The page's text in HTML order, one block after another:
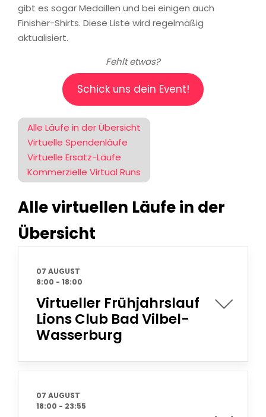
gibt es sogar Medaillen und bei einigen auch
Finisher-Shirts. Diese Liste wird regelmäßig
aktualisiert.
Fehlt etwas?
Schick uns dein Event!
Alle Läufe in der Übersicht
Virtuelle Spendenläufe
Virtuelle Ersatz-Läufe
Kommerzielle Virtual Runs
Alle virtuellen Läufe in der
Übersicht
07 AUGUST
8:00 - 18:00
Virtueller Frühjahrslauf
Lions Club Bad Vilbel-
Wasserburg
07 AUGUST
18:00 - 23:55